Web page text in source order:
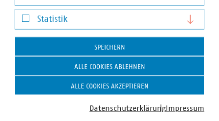
+49 30 58580-219
werner(at)vku(dot)de
Darstellung von YouTube-Videos
Statistik
Statistik
SPEICHERN
ALLE COOKIES ABLEHNEN
ALLE COOKIES AKZEPTIEREN
DatenschutzerklärungImpressum